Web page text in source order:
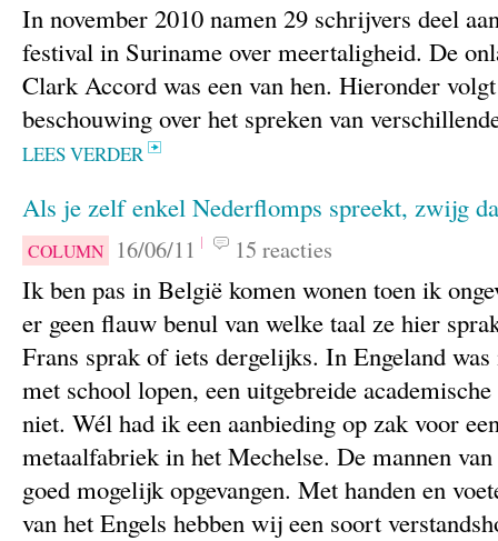
In november 2010 namen 29 schrijvers deel
festival in Suriname over meertaligheid. De
Clark Accord was een van hen. Hieronder
beschouwing over het spreken van
LEES VERDER
Als je zelf enkel Nederflomps spreekt, zwijg
COLUMN 16/06/11 15 reacties
Ik ben pas in België komen wonen toen ik
er geen flauw benul van welke taal ze hier
Frans sprak of iets dergelijks. In Engeland
met school lopen, een uitgebreide
niet. Wél had ik een aanbieding op zak voor
metaalfabriek in het Mechelse. De mannen
goed mogelijk opgevangen. Met handen en
van het Engels hebben wij een soort